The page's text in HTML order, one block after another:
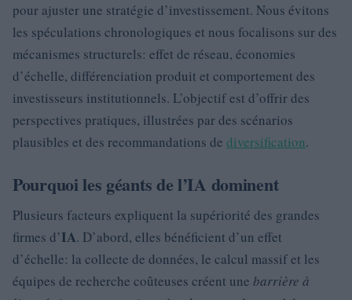
pour ajuster une stratégie d’investissement. Nous évitons
les spéculations chronologiques et nous focalisons sur des
mécanismes structurels: effet de réseau, économies
d’échelle, différenciation produit et comportement des
investisseurs institutionnels. L’objectif est d’offrir des
perspectives pratiques, illustrées par des scénarios
plausibles et des recommandations de diversification.
Pourquoi les géants de l’IA dominent
Plusieurs facteurs expliquent la supériorité des grandes
firmes d’IA. D’abord, elles bénéficient d’un effet
d’échelle: la collecte de données, le calcul massif et les
équipes de recherche coûteuses créent une barrière à